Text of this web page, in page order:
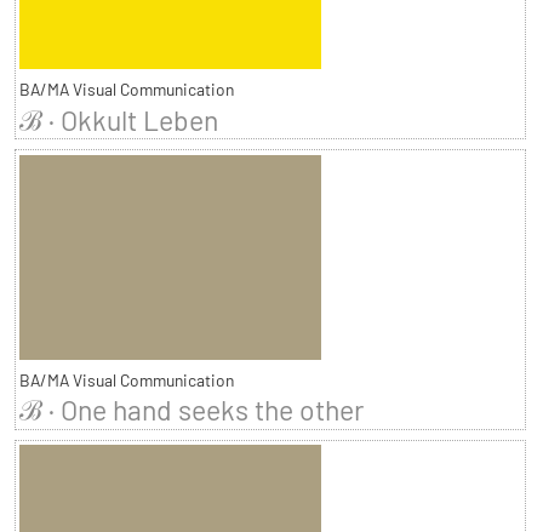
BA/MA Visual Communication
ℬ · Okkult Leben
BA/MA Visual Communication
ℬ · One hand seeks the other